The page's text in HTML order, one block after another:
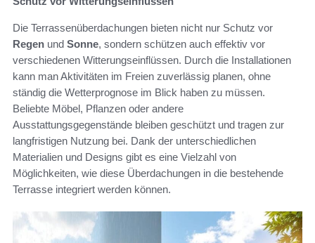
Die Terrassenüberdachungen bieten nicht nur Schutz vor
Regen und Sonne, sondern schützen auch effektiv vor
verschiedenen Witterungseinflüssen. Durch die Installationen
kann man Aktivitäten im Freien zuverlässig planen, ohne
ständig die Wetterprognose im Blick haben zu müssen.
Beliebte Möbel, Pflanzen oder andere
Ausstattungsgegenstände bleiben geschützt und tragen zur
langfristigen Nutzung bei. Dank der unterschiedlichen
Materialien und Designs gibt es eine Vielzahl von
Möglichkeiten, wie diese Überdachungen in die bestehende
Terrasse integriert werden können.